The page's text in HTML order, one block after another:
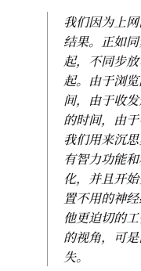
我们因为上
结果。正如
起，不同步
起。由于浏
间，由于收
的时间，由
我们用来沉
有智力功能
化，并且开
置不用的神
他更迫切的
的视角，可
失。